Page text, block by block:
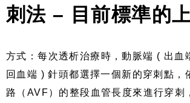
刺法 – 目前標準的
方式：每次透析治療時，動脈端 ( 出血
回血端 ) 針頭都選擇一個新的穿刺點，
路（AVF）的整段血管長度來進行穿刺